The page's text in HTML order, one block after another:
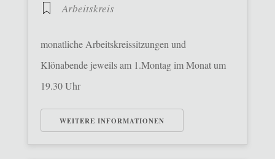
Arbeitskreis
monatliche Arbeitskreissitzungen und
Klönabende jeweils am 1.Montag im Monat um
19.30 Uhr
WEITERE INFORMATIONEN